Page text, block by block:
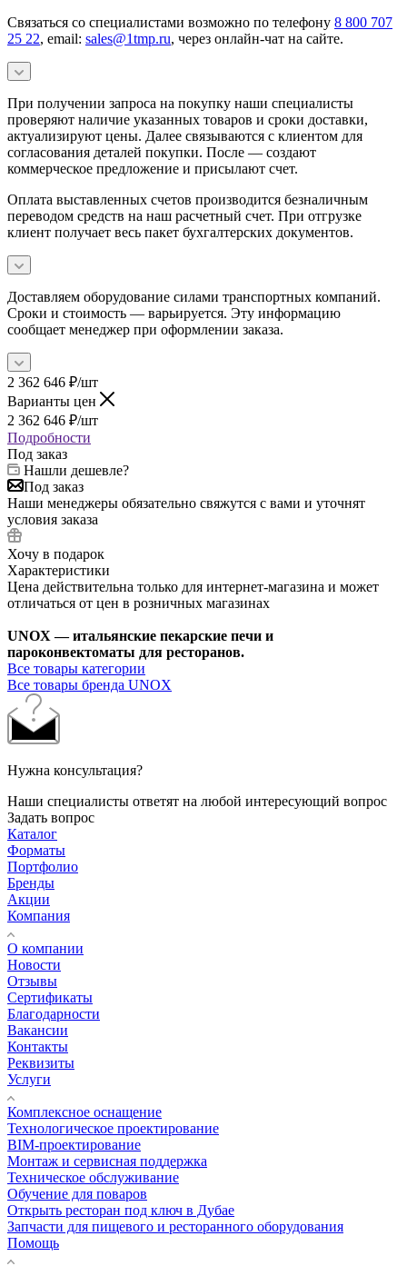
Связаться со специалистами возможно по телефону 8 800 707
25 22, email: sales@1tmp.ru, через онлайн-чат на сайте.
При получении запроса на покупку наши специалисты
проверяют наличие указанных товаров и сроки доставки,
актуализируют цены. Далее связываются с клиентом для
согласования деталей покупки. После — создают
коммерческое предложение и присылают счет.
Оплата выставленных счетов производится безналичным
переводом средств на наш расчетный счет. При отгрузке
клиент получает весь пакет бухгалтерских документов.
Доставляем оборудование силами транспортных компаний.
Сроки и стоимость — варьируется. Эту информацию
сообщает менеджер при оформлении заказа.
2 362 646 ₽/шт
Варианты цен
2 362 646 ₽/шт
Подробности
Под заказ
Нашли дешевле?
Под заказ
Наши менеджеры обязательно свяжутся с вами и уточнят
условия заказа
Хочу в подарок
Характеристики
Цена действительна только для интернет-магазина и может
отличаться от цен в розничных магазинах
UNOX — итальянские пекарские печи и
пароконвектоматы для ресторанов.
Все товары категории
Все товары бренда UNOX
Нужна консультация?
Наши специалисты ответят на любой интересующий вопрос
Задать вопрос
Каталог
Форматы
Портфолио
Бренды
Акции
Компания
О компании
Новости
Отзывы
Сертификаты
Благодарности
Вакансии
Контакты
Реквизиты
Услуги
Комплексное оснащение
Технологическое проектирование
BIM-проектирование
Монтаж и сервисная поддержка
Техническое обслуживание
Обучение для поваров
Открыть ресторан под ключ в Дубае
Запчасти для пищевого и ресторанного оборудования
Помощь